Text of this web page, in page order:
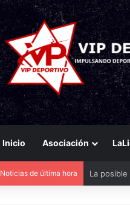
Inicio Asociación
Noticias de última hora La